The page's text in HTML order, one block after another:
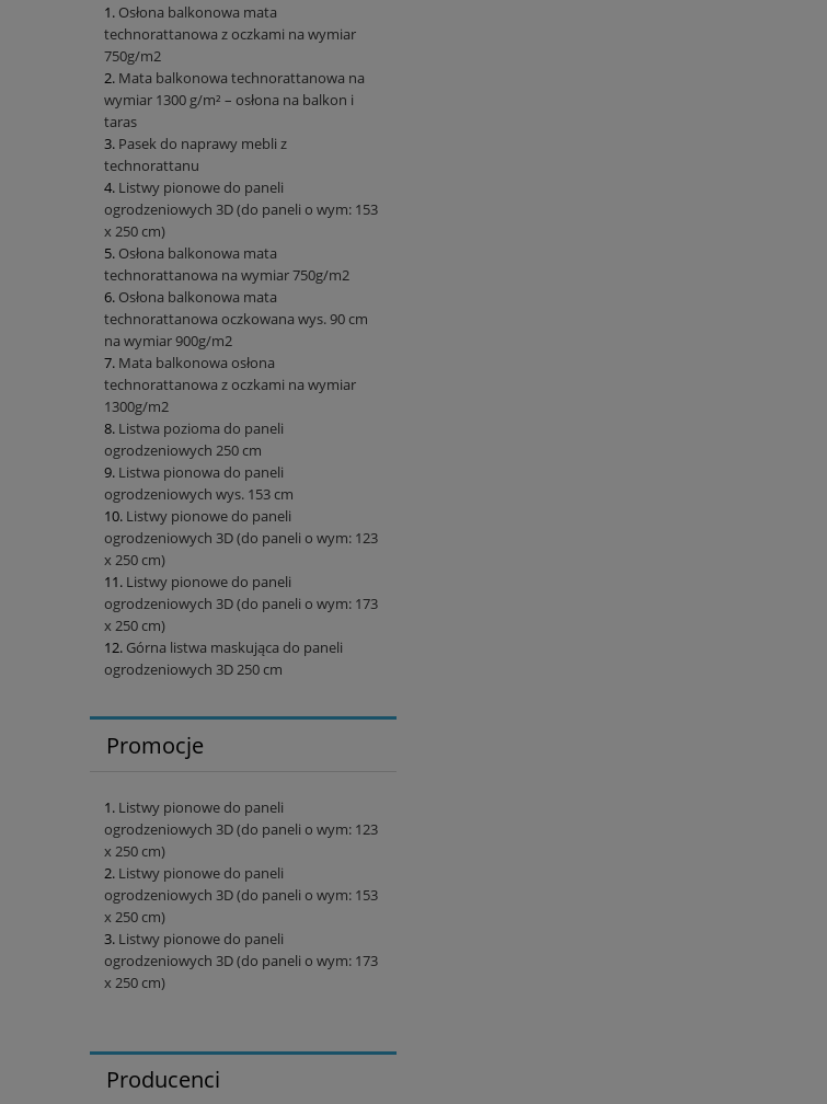
Osłona balkonowa mata
technorattanowa z oczkami na wymiar
750g/m2
Mata balkonowa technorattanowa na
wymiar 1300 g/m² – osłona na balkon i
taras
Pasek do naprawy mebli z
technorattanu
Listwy pionowe do paneli
ogrodzeniowych 3D (do paneli o wym: 153
x 250 cm)
Osłona balkonowa mata
technorattanowa na wymiar 750g/m2
Osłona balkonowa mata
technorattanowa oczkowana wys. 90 cm
na wymiar 900g/m2
Mata balkonowa osłona
technorattanowa z oczkami na wymiar
1300g/m2
Listwa pozioma do paneli
ogrodzeniowych 250 cm
Listwa pionowa do paneli
ogrodzeniowych wys. 153 cm
Listwy pionowe do paneli
ogrodzeniowych 3D (do paneli o wym: 123
x 250 cm)
Listwy pionowe do paneli
ogrodzeniowych 3D (do paneli o wym: 173
x 250 cm)
Górna listwa maskująca do paneli
ogrodzeniowych 3D 250 cm
Promocje
Listwy pionowe do paneli
ogrodzeniowych 3D (do paneli o wym: 123
x 250 cm)
Listwy pionowe do paneli
ogrodzeniowych 3D (do paneli o wym: 153
x 250 cm)
Listwy pionowe do paneli
ogrodzeniowych 3D (do paneli o wym: 173
x 250 cm)
Producenci